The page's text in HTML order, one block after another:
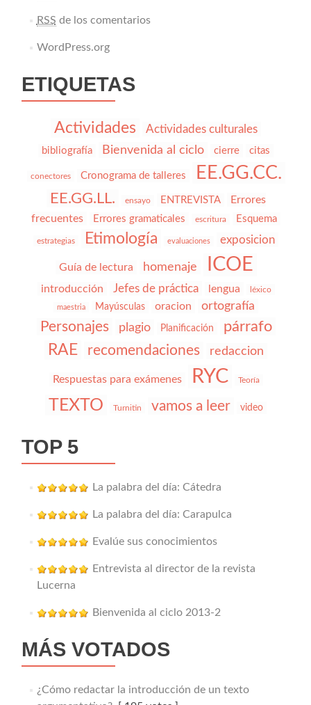
RSS de los comentarios
WordPress.org
ETIQUETAS
Actividades Actividades culturales
bibliografía Bienvenida al ciclo cierre citas
conectores Cronograma de talleres EE.GG.CC.
EE.GG.LL. ensayo ENTREVISTA
Errores
frecuentes
Errores gramaticales escritura Esquema
estrategias Etimología evaluaciones exposicion
Guía de lectura homenaje ICOE
introducción Jefes de práctica lengua léxico
maestria Mayúsculas oracion ortografía
Personajes plagio Planificación párrafo
RAE recomendaciones redaccion
Respuestas para exámenes RYC Teoría
TEXTO Turnitin vamos a leer video
TOP 5
La palabra del día: Cátedra
La palabra del día: Carapulca
Evalúe sus conocimientos
Entrevista al director de la revista
Lucerna
Bienvenida al ciclo 2013-2
MÁS VOTADOS
¿Cómo redactar la introducción de un texto